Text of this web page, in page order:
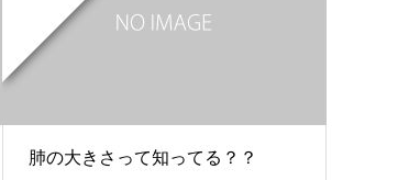
肺の大きさって知ってる？？